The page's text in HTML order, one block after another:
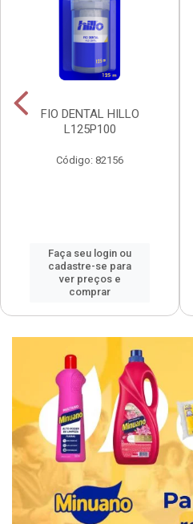
FIO DENTAL HILLO
L125P100
Código: 82156
Faça seu login ou
cadastre-se para
ver preços e
comprar